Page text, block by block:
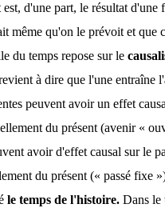
d'une part, le résultat d'une
même qu'on le prévoit et que
du temps repose sur le
à dire que l'une entraîne
peuvent avoir un effet
du présent (avenir «
avoir d'effet causal sur le
du présent (« passé fixe
le temps de l'histoire. Dans le